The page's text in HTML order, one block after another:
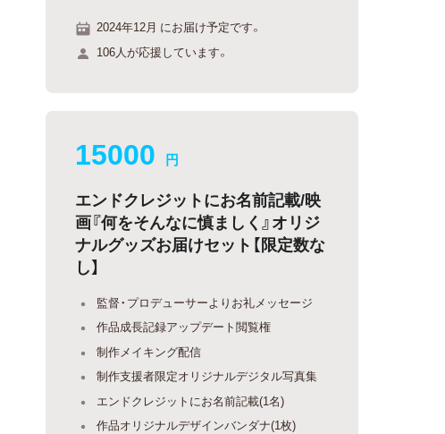
2024年12月 にお届け予定です。
106人が応援しています。
15000 円
エンドクレジットにお名前記載/映
画『何をそんなに慎ましく』オリジ
ナルグッズお届けセット【限定数な
し】
監督・プロデューサーよりお礼メッセージ
作品成長記録アップデート閲覧権
制作メイキング配信
制作支援者限定オリジナルデジタル写真集
エンドクレジットにお名前記載(1名)
作品オリジナルデザインバンダナ(1枚)